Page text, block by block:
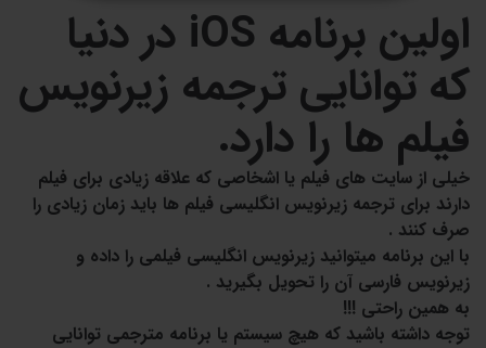
اولین برنامه iOS در دنیا
که توانایی ترجمه زیرنویس
فیلم ها را دارد.
خیلی از سایت های فیلم یا اشخاصی که علاقه زیادی برای فیلم
دارند برای ترجمه زیرنویس انگلیسی فیلم ها باید زمان زیادی را
صرف کنند .
با این برنامه میتوانید زیرنویس انگلیسی فیلمی را داده و
زیرنویس فارسی آن را تحویل بگیرید .
به همین راحتی !!!
توجه داشته باشید که هیچ سیستم یا برنامه مترجمی توانایی